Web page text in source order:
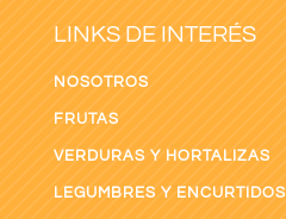
LINKS DE INTERÉS
NOSOTROS
FRUTAS
VERDURAS Y HORTALIZAS
LEGUMBRES Y ENCURTIDOS